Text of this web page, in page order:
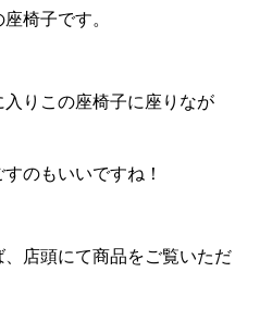
椅子です。
りこの座椅子に座りなが
のもいいですね！
店頭にて商品をご覧いただ